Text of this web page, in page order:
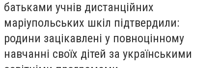
батьками учнів дистанційних
маріупольських шкіл підтвердили:
родини зацікавлені у повноцінному
навчанні своїх дітей за українськими